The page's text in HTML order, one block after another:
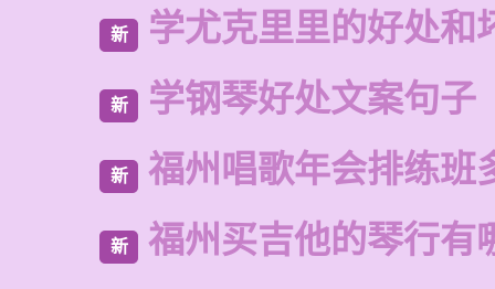
新 学尤克里里的好处和
新 学钢琴好处文案句子
新 福州唱歌年会排练班
新 福州买吉他的琴行有